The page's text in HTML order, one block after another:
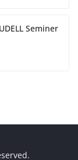
Seminer